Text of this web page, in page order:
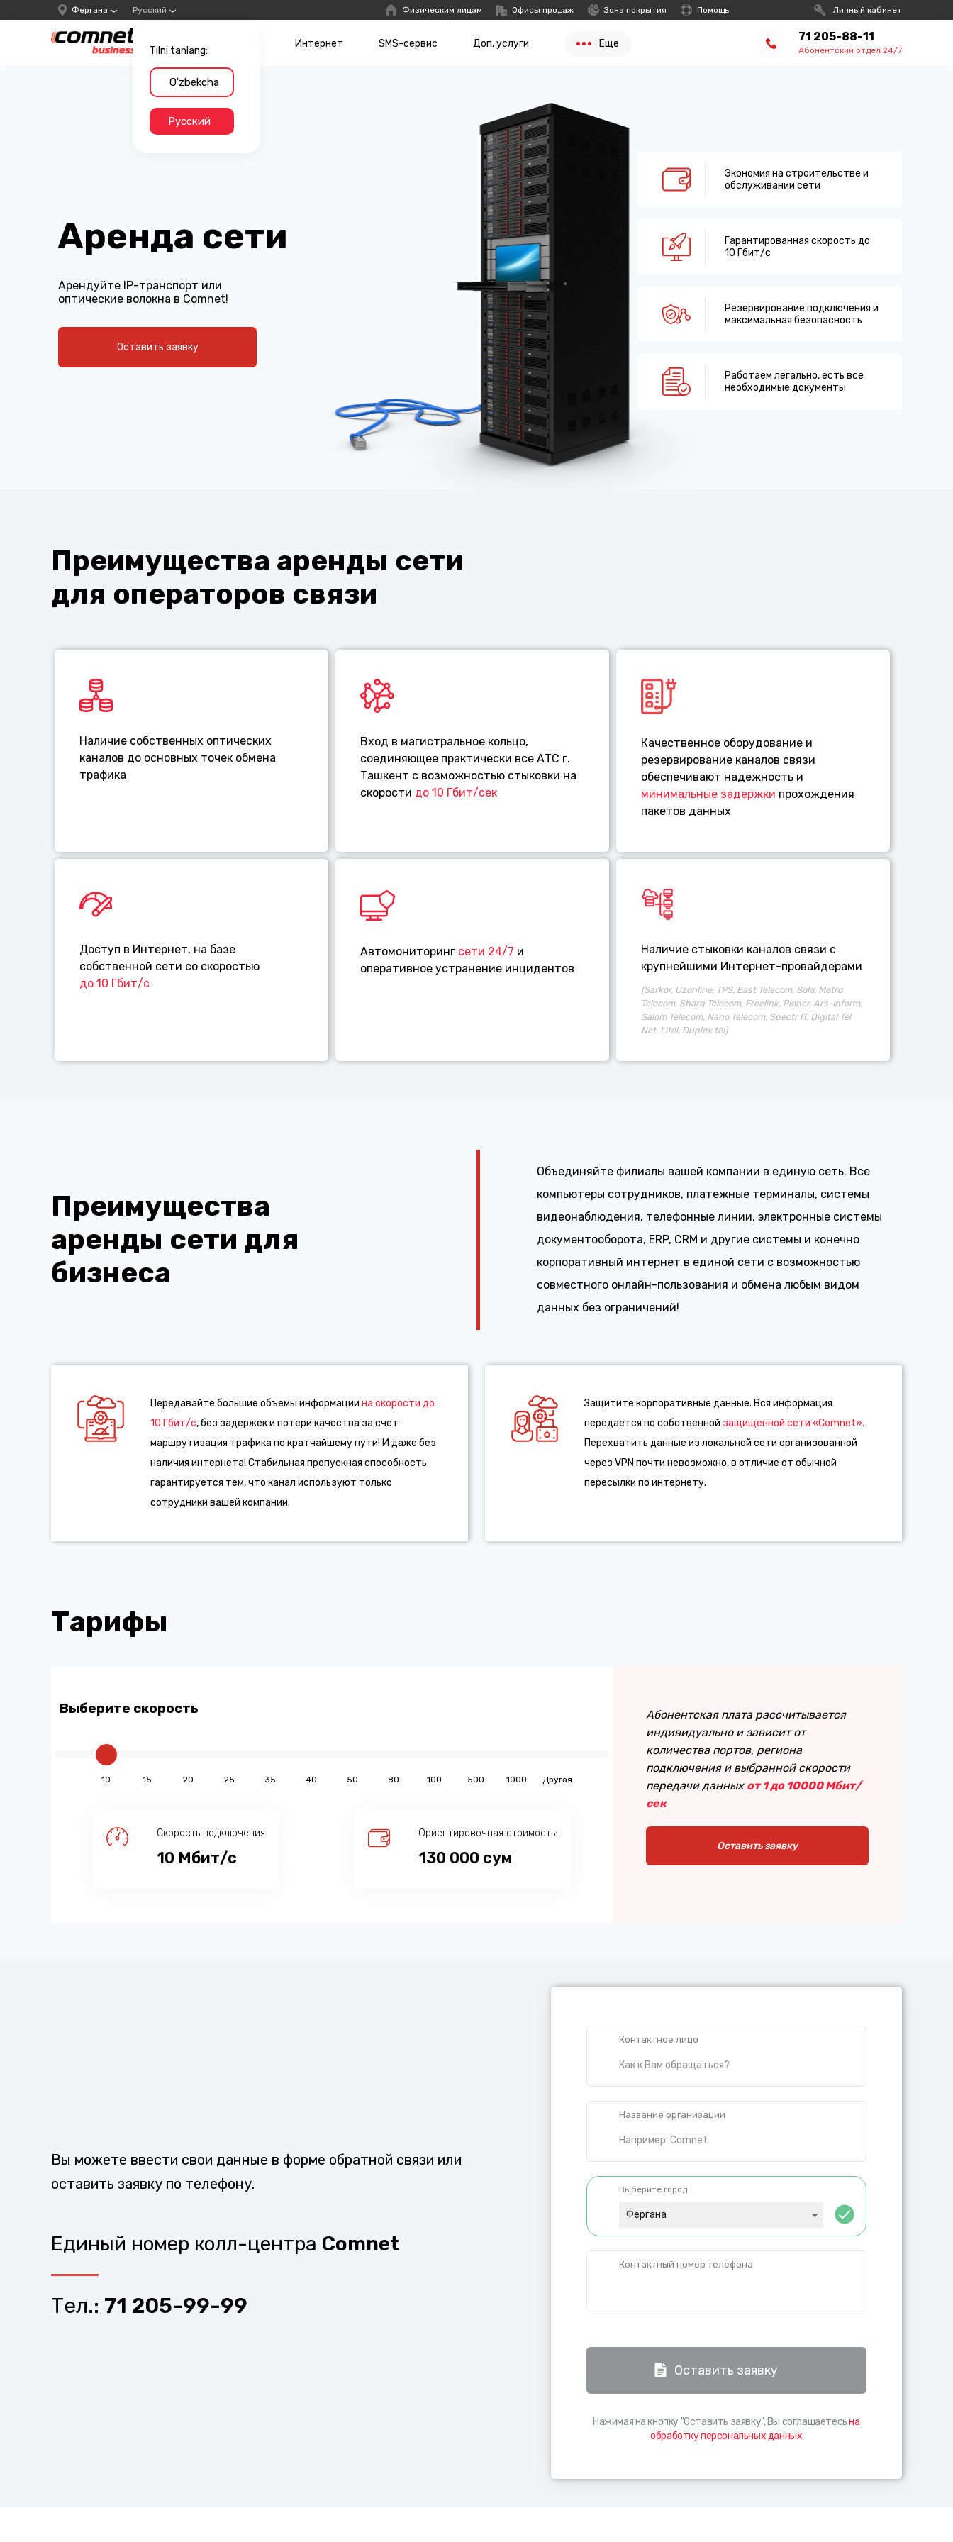
Фергана Русский
Tilni tanlang:
O'zbekcha
Русский
Физическим лицам Офисы продаж Зона покрытия Помощь Личный кабинет
Интернет SMS-сервис Доп. услуги Еще 71 205-88-11
Абонентский отдел 24/7
Аренда сети
Арендуйте IP-транспорт или
оптические волокна в Comnet!
Оставить заявку
Экономия на строительстве и
обслуживании сети
Гарантированная скорость до
10 Гбит/с
Резервирование подключения и
максимальная безопасность
Работаем легально, есть все
необходимые документы
Преимущества аренды сети
для операторов связи
Наличие собственных оптических
каналов до основных точек обмена
трафика
Вход в магистральное кольцо,
соединяющее практически все АТС г.
Ташкент с возможностью стыковки на
скорости до 10 Гбит/сек
Качественное оборудование и
резервирование каналов связи
обеспечивают надежность и
минимальные задержки прохождения
пакетов данных
Доступ в Интернет, на базе
собственной сети со скоростью
до 10 Гбит/с
Автомониторинг сети 24/7 и
оперативное устранение инцидентов
Наличие стыковки каналов связи с
крупнейшими Интернет-провайдерами
(Sarkor, Uzonline, TPS, East Telecom, Sola, Metro
Telecom, Sharq Telecom, Freelink, Pioner, Ars-Inform,
Salom Telecom, Nano Telecom, Spectr IT, Digital Tel
Net, Litel, Duplex tel)
Преимущества
аренды сети для
бизнеса
Объединяйте филиалы вашей компании в единую сеть. Все
компьютеры сотрудников, платежные терминалы, системы
видеонаблюдения, телефонные линии, электронные системы
документооборота, ERP, CRM и другие системы и конечно
корпоративный интернет в единой сети с возможностью
совместного онлайн-пользования и обмена любым видом
данных без ограничений!
Передавайте большие объемы информации на скорости до
10 Гбит/с, без задержек и потери качества за счет
маршрутизация трафика по кратчайшему пути! И даже без
наличия интернета! Стабильная пропускная способность
гарантируется тем, что канал используют только
сотрудники вашей компании.
Защитите корпоративные данные. Вся информация
передается по собственной защищенной сети «Comnet».
Перехватить данные из локальной сети организованной
через VPN почти невозможно, в отличие от обычной
пересылки по интернету.
Тарифы
Выберите скорость
10 15 20 25 35 40 50 80 100 500 1000 Другая
Скорость подключения
10 Мбит/с
Ориентировочная стоимость:
130 000 сум
Абонентская плата рассчитывается
индивидуально и зависит от
количества портов, региона
подключения и выбранной скорости
передачи данных от 1 до 10000 Мбит/
сек
Оставить заявку
Вы можете ввести свои данные в форме обратной связи или
оставить заявку по телефону.
Единый номер колл-центра Comnet
Тел.: 71 205-99-99
Контактное лицо
Название организации
Выберите город
Фергана
Контактный номер телефона
Оставить заявку
Нажимая на кнопку "Оставить заявку", Вы соглашаетесьна
обработку персональных данных